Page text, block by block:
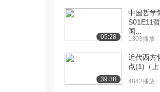
[10] 6.齐泽克的“坏消息”：
[11] 7.齐泽克的“坏消息”：
05:28
中国哲学
S01E11
国...
1303播放
39:38
近代西方
点(1)（上
4842播放